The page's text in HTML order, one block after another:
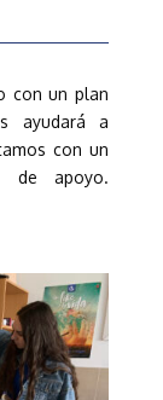
con un plan
ayudará a
con un
de apoyo.